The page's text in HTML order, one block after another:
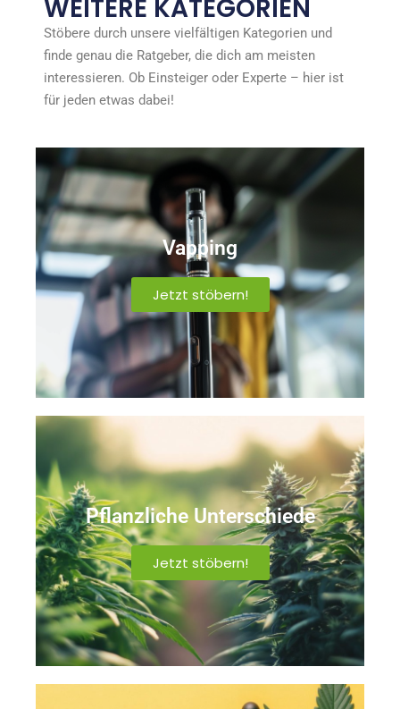
WEITERE KATEGORIEN
Stöbere durch unsere vielfältigen Kategorien und
finde genau die Ratgeber, die dich am meisten
interessieren. Ob Einsteiger oder Experte – hier ist
für jeden etwas dabei!
Vapping
Jetzt stöbern!
Pflanzliche Unterschiede
Jetzt stöbern!